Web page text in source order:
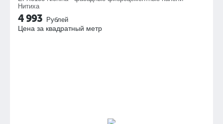
Нитиха
4 993 Рублей
Цена за квадратный метр